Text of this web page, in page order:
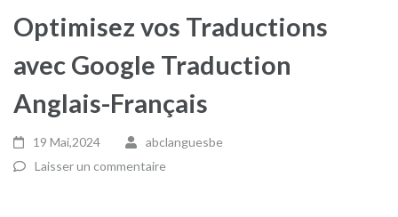
Optimisez vos Traductions
avec Google Traduction
Anglais-Français
19 Mai,2024
abclanguesbe
Laisser un commentaire